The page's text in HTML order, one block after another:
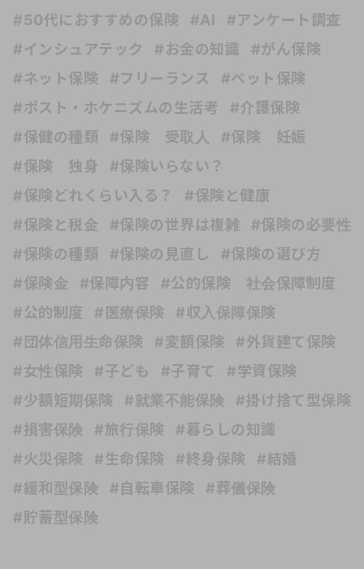
#50代におすすめの保険
#AI
#アンケート調査
#インシュアテック
#お金の知識
#がん保険
#ネット保険
#フリーランス
#ペット保険
#ポスト・ホケニズムの生活考
#介護保険
#保健の種類
#保険 受取人
#保険 妊娠
#保険 独身
#保険いらない？
#保険どれくらい入る？
#保険と健康
#保険と税金
#保険の世界は複雑
#保険の必要性
#保険の種類
#保険の見直し
#保険の選び方
#保険金
#保障内容
#公的保険 社会保障制度
#公的制度
#医療保険
#収入保障保険
#団体信用生命保険
#変額保険
#外貨建て保険
#女性保険
#子ども #子育て
#学資保険
#少額短期保険
#就業不能保険
#掛け捨て型保険
#損害保険
#旅行保険
#暮らしの知識
#火災保険
#生命保険 #終身保険
#結婚
#緩和型保険
#自転車保険
#葬儀保険
#貯蓄型保険